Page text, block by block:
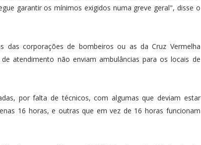
garantir os mínimos exigidos numa greve geral", disse o
das corporações de bombeiros ou as da Cruz Vermelha
atendimento não enviam ambulâncias para os locais de
por falta de técnicos, com algumas que deviam estar
16 horas, e outras que em vez de 16 horas funcionam